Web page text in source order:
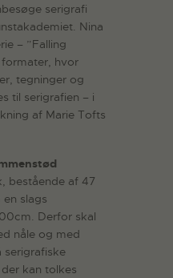
serigrafi
Nina
– ”Falling
formater, hvor
tegninger og
til serigrafien – i
af Marie Tofts
bestående af 47
slags
Derfor skal
nåle og med
serigrafiske
kan tolkes